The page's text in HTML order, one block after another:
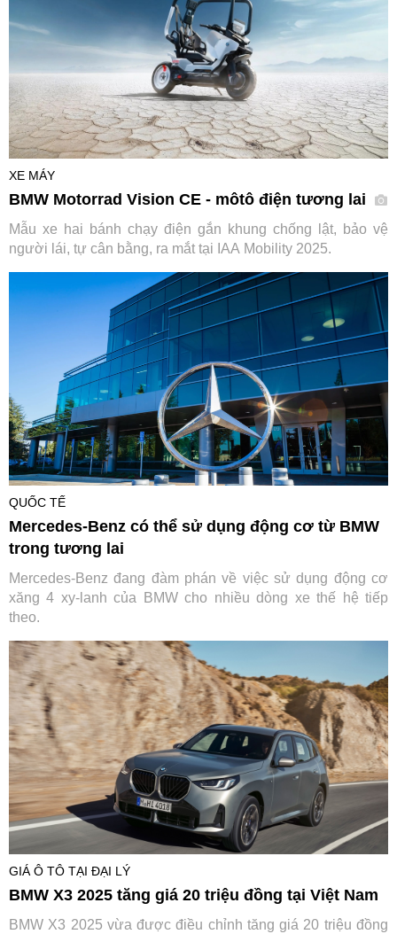
XE MÁY
BMW Motorrad Vision CE - môtô điện tương lai
Mẫu xe hai bánh chạy điện gắn khung chống lật, bảo vệ
người lái, tự cân bằng, ra mắt tại IAA Mobility 2025.
QUỐC TẾ
Mercedes-Benz có thể sử dụng động cơ từ BMW
trong tương lai
Mercedes-Benz đang đàm phán về việc sử dụng động cơ
xăng 4 xy-lanh của BMW cho nhiều dòng xe thế hệ tiếp
theo.
GIÁ Ô TÔ TẠI ĐẠI LÝ
BMW X3 2025 tăng giá 20 triệu đồng tại Việt Nam
BMW X3 2025 vừa được điều chỉnh tăng giá 20 triệu đồng